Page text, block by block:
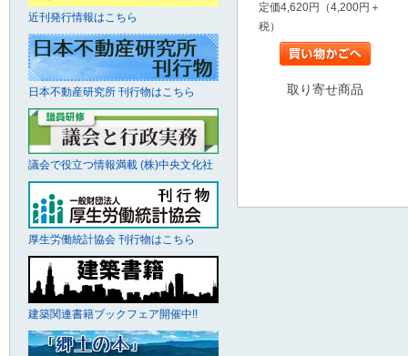
定価4,620円（4,200円＋
税）
取り寄せ商品
近刊発行情報はこちら
日本不動産研究所 刊行物はこちら
議会で役立つ情報満載 (株)中央文化社
厚生労働統計協会 刊行物はこちら
建築関連書籍ブックフェア開催中!!